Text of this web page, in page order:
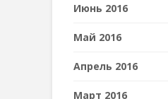
Июнь 2016
Май 2016
Апрель 2016
Март 2016